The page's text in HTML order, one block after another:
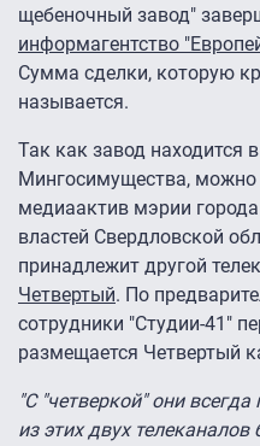
щебеночный завод"
информагентство
Сумма сделки, которую
называется.
Так как завод находится
Мингосимущества, можно
медиаактив мэрии
властей Свердловской
принадлежит другой
Четвертый. По
сотрудники "Студии-41"
размещается Четвертый
"С "четверкой" они
из этих двух телеканалов